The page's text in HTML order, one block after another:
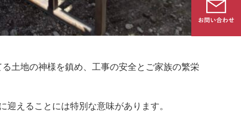
土地の神様を鎮め、工事の安全とご家族の繁栄
えることには特別な意味があります。